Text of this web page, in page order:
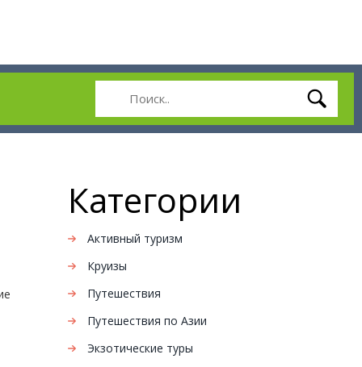
Категории
Активный туризм
Круизы
Путешествия
Путешествия по Азии
Экзотические туры